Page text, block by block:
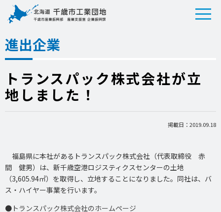
進出企業
トランスパック株式会社が立
地しました！
掲載日：2019.09.18
福島県に本社があるトランスパック株式会社（代表取締役 赤
間 健男）は、新千歳空港ロジスティクスセンターの土地
（3,605.94㎡）を取得し、立地することになりました。同社は、バ
ス・ハイヤー事業を行います。
● トランスパック株式会社のホームページ